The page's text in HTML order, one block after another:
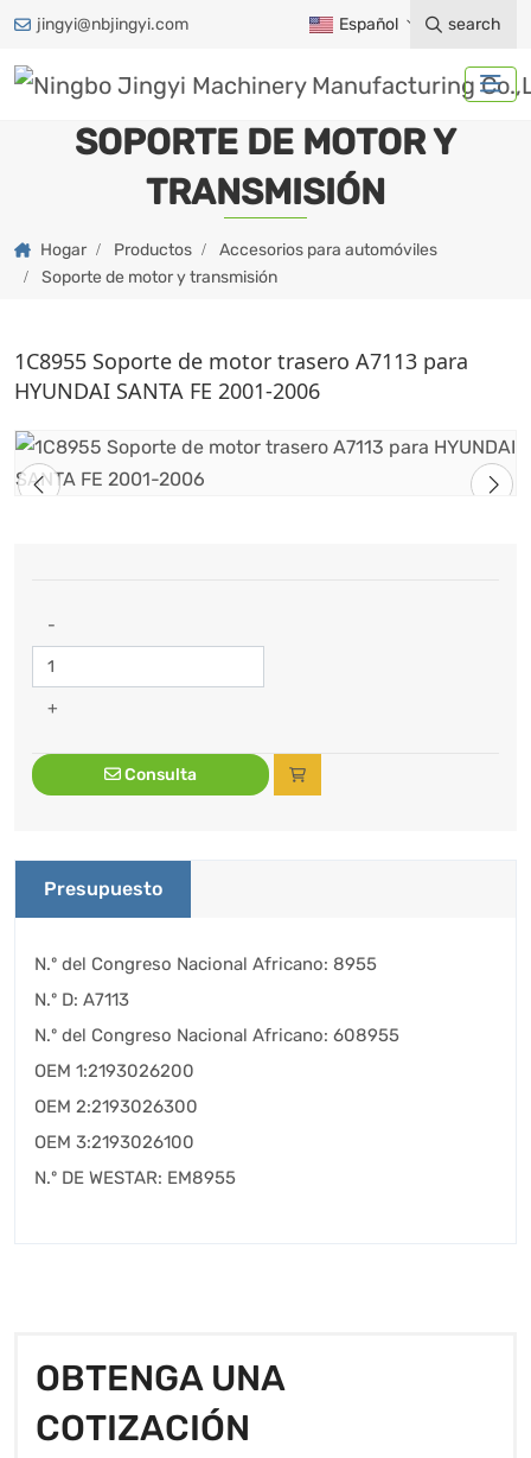
jingyi@nbjingyi.com Español search
SOPORTE DE MOTOR Y
TRANSMISIÓN
Hogar Productos
Accesorios para automóviles
Soporte de motor y transmisión
1C8955 Soporte de motor trasero A7113 para
HYUNDAI SANTA FE 2001-2006
-
+
Consulta
Presupuesto
N.º del Congreso Nacional Africano: 8955
N.º D: A7113
N.º del Congreso Nacional Africano: 608955
OEM 1:2193026200
OEM 2:2193026300
OEM 3:2193026100
N.º DE WESTAR: EM8955
OBTENGA UNA
COTIZACIÓN